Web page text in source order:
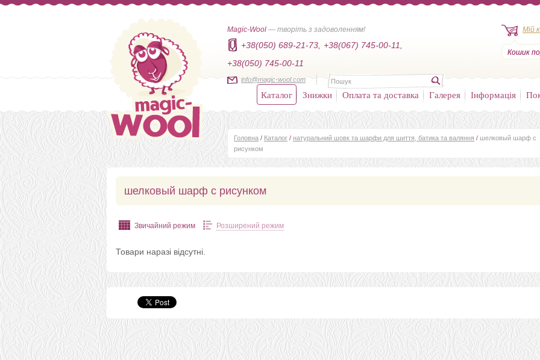
Magic-Wool — творіть з задоволенням!
+38(050) 689-21-73,
+38(067) 745-00-11,
+38(050) 745-00-11
info@magic-wool.com
Мій
Кошик
Каталог Знижки Оплата та доставка Галерея Інформація
Головна / Каталог / натуральний шовк та шарфи для шиття, батика та валяння / шелковый шарф с
рисунком
шелковый шарф с рисунком
Звичайний режим Розширений режим
Товари наразі відсутні.